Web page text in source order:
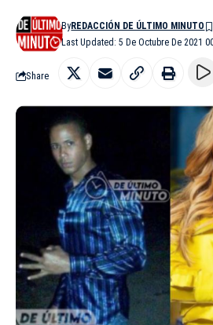
Last Updated: 5 De Octubre De 2021
ByREDACCIÓN DE ÚLTIMO MINUTO
Share